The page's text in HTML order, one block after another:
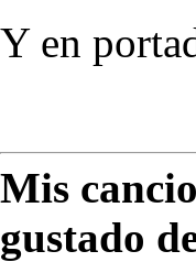
Y en
Mis
gustado